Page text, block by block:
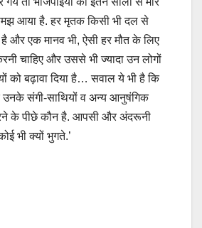
आया है. हर मृतक किसी भी दल से
और एक मानव भी, ऐसी हर मौत के लिए
चाहिए और उससे भी ज्यादा उन लोगों
को बढ़ावा दिया है… सवाल ये भी है कि
संगी-साथियों व अन्य आनुषंगिक
के पीछे कौन है. आपसी और अंदरूनी
भी क्यों भुगते.’